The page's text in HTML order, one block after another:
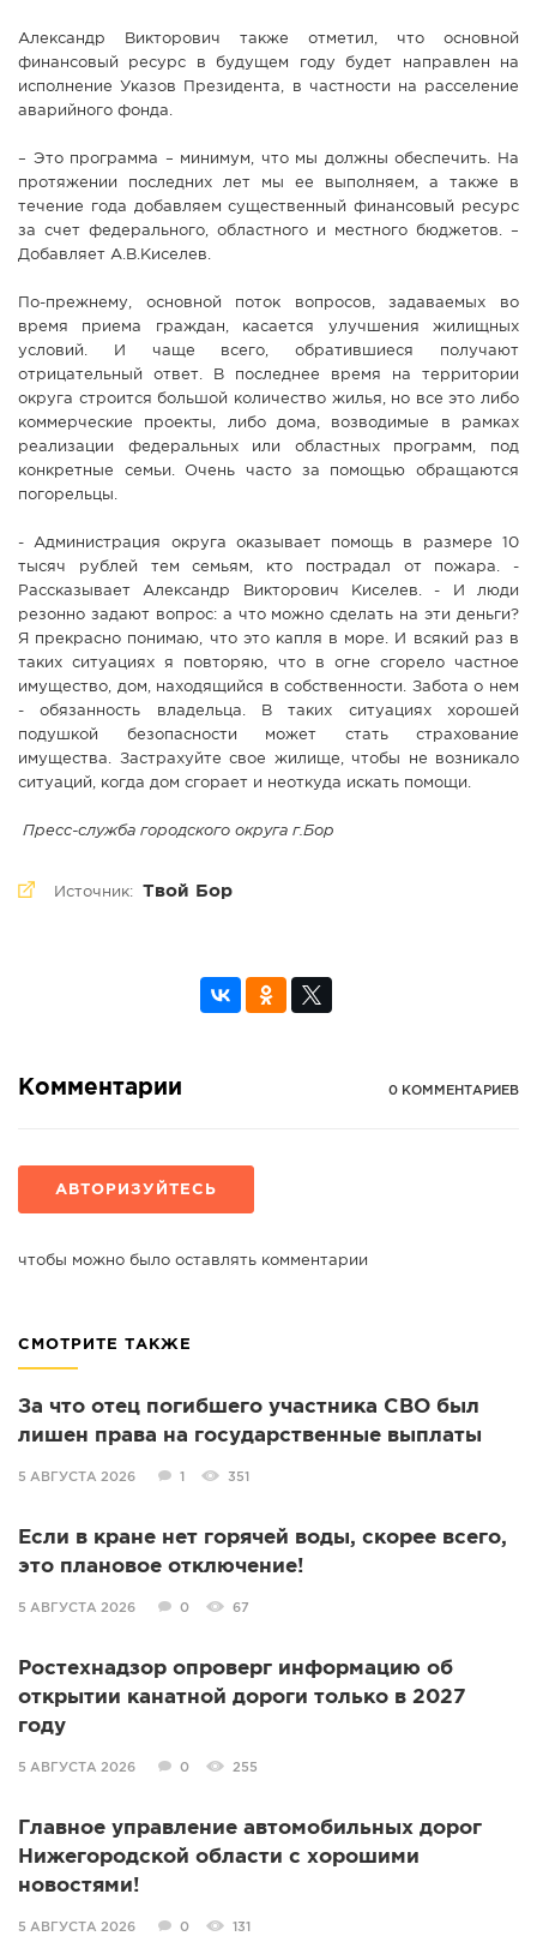
Александр Викторович также отметил, что основной
финансовый ресурс в будущем году будет направлен на
исполнение Указов Президента, в частности на расселение
аварийного фонда.
– Это программа – минимум, что мы должны обеспечить. На
протяжении последних лет мы ее выполняем, а также в
течение года добавляем существенный финансовый ресурс
за счет федерального, областного и местного бюджетов. –
Добавляет А.В.Киселев.
По-прежнему, основной поток вопросов, задаваемых во
время приема граждан, касается улучшения жилищных
условий. И чаще всего, обратившиеся получают
отрицательный ответ. В последнее время на территории
округа строится большой количество жилья, но все это либо
коммерческие проекты, либо дома, возводимые в рамках
реализации федеральных или областных программ, под
конкретные семьи. Очень часто за помощью обращаются
погорельцы.
- Администрация округа оказывает помощь в размере 10
тысяч рублей тем семьям, кто пострадал от пожара. -
Рассказывает Александр Викторович Киселев. - И люди
резонно задают вопрос: а что можно сделать на эти деньги?
Я прекрасно понимаю, что это капля в море. И всякий раз в
таких ситуациях я повторяю, что в огне сгорело частное
имущество, дом, находящийся в собственности. Забота о нем
- обязанность владельца. В таких ситуациях хорошей
подушкой безопасности может стать страхование
имущества. Застрахуйте свое жилище, чтобы не возникало
ситуаций, когда дом сгорает и неоткуда искать помощи.
Пресс-служба городского округа г.Бор
Источник: Твой Бор
Комментарии 0 КОММЕНТАРИЕВ
АВТОРИЗУЙТЕСЬ
чтобы можно было оставлять комментарии
СМОТРИТЕ ТАКЖЕ
За что отец погибшего участника СВО был
лишен права на государственные выплаты
5 АВГУСТА 2026 1 351
Если в кране нет горячей воды, скорее всего,
это плановое отключение!
5 АВГУСТА 2026 0 67
Ростехнадзор опроверг информацию об
открытии канатной дороги только в 2027
году
5 АВГУСТА 2026 0 255
Главное управление автомобильных дорог
Нижегородской области с хорошими
новостями!
5 АВГУСТА 2026 0 131